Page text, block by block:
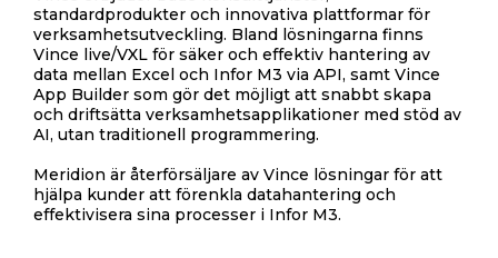
standardprodukter och innovativa plattformar för
verksamhetsutveckling. Bland lösningarna finns
Vince live/VXL för säker och effektiv hantering av
data mellan Excel och Infor M3 via API, samt Vince
App Builder som gör det möjligt att snabbt skapa
och driftsätta verksamhetsapplikationer med stöd av
AI, utan traditionell programmering.
Meridion är återförsäljare av Vince lösningar för att
hjälpa kunder att förenkla datahantering och
effektivisera sina processer i Infor M3.